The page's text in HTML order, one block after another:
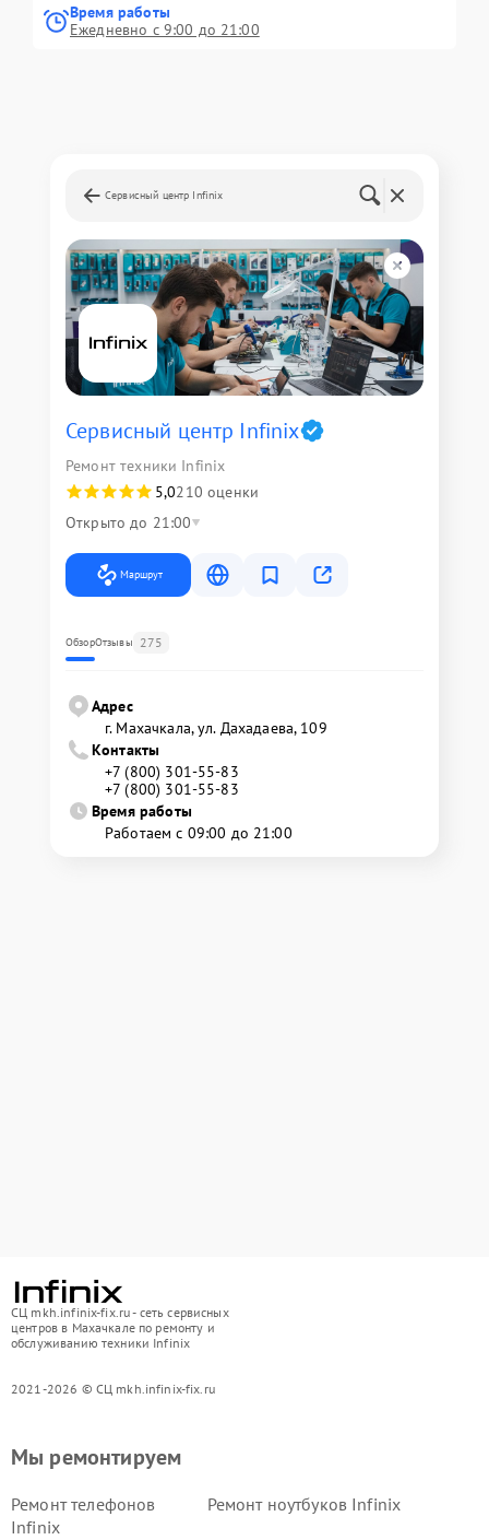
Время работы
Ежедневно с 9:00 до 21:00
Сервисный центр Infinix
Сервисный центр Infinix
Ремонт техники Infinix
5,0210 оценки
Открыто до 21:00
Маршрут
ОбзорОтзывы 275
Адрес
г. Махачкала, ул. Дахадаева, 109
Контакты
+7 (800) 301-55-83
+7 (800) 301-55-83
Время работы
Работаем с 09:00 до 21:00
СЦ mkh.infinix-fix.ru - сеть сервисных
центров в Махачкале по ремонту и
обслуживанию техники Infinix
2021-2026 © СЦ mkh.infinix-fix.ru
Мы ремонтируем
Ремонт телефонов
Infinix
Ремонт ноутбуков Infinix